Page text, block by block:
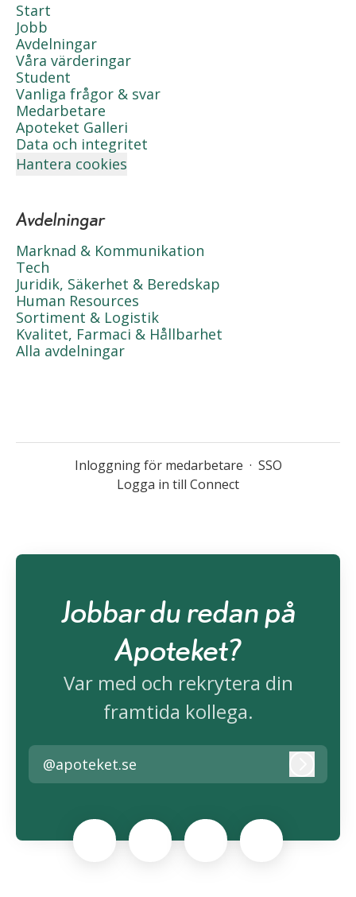
Start
Jobb
Avdelningar
Våra värderingar
Student
Vanliga frågor & svar
Medarbetare
Apoteket Galleri
Data och integritet
Hantera cookies
Avdelningar
Marknad & Kommunikation
Tech
Juridik, Säkerhet & Beredskap
Human Resources
Sortiment & Logistik
Kvalitet, Farmaci & Hållbarhet
Alla avdelningar
Inloggning för medarbetare · SSO
Logga in till Connect
Jobbar du redan på
Apoteket?
Var med och rekrytera din
framtida kollega.
@apoteket.se